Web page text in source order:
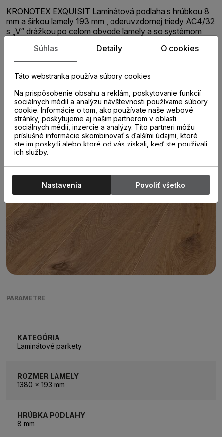
KRONOTEX EXQUISIT Laminátová podlaha s hrúbkou 8
mm a šírkou lamely 193 mm , oderuvzdornej triedy AC4/32
s „V“ drážkou po celom obvode lamely a so systémom
podlaha vhodná do domácnosti a vzhľadom na jej vysokú
kvalitu, môže byť namontovaná hocikde. Laminátová
vrátane hotelov, reštaurácii, kanceláriách a obchodoch.
PARAMETRE
KATEGÓRIA
Laminátové parkety
ROZMER LAMELY
1380 x 193 mm
HRÚBKA PODLAHY
8 mm
Súhlas Detaily O cookies
Táto webstránka používa súbory cookies
Na prispôsobenie obsahu a reklám, poskytovanie funkcií
sociálnych médií a analýzu návštevnosti používame súbory
cookie. Informácie o tom, ako používate naše webové
stránky, poskytujeme aj našim partnerom v oblasti
sociálnych médií, inzercie a analýzy. Títo partneri môžu
príslušné informácie skombinovať s ďalšími údajmi, ktoré
ste im poskytli alebo ktoré od vás získali, keď ste používali
ich služby.
Nastavenia Povoliť všetko